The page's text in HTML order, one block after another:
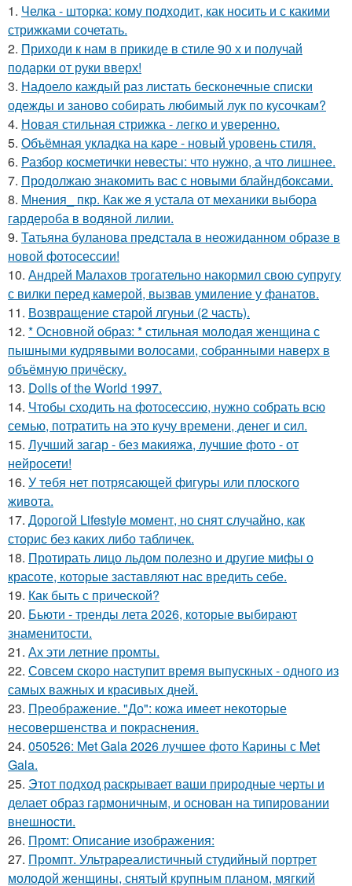
1. Челка - шторка: кому подходит, как носить и с какими
стрижками сочетать.
2. Приходи к нам в прикиде в стиле 90 х и получай
подарки от руки вверх!
3. Надоело каждый раз листать бесконечные списки
одежды и заново собирать любимый лук по кусочкам?
4. Новая стильная стрижка - легко и уверенно.
5. Объёмная укладка на каре - новый уровень стиля.
6. Разбор косметички невесты: что нужно, а что лишнее.
7. Продолжаю знакомить вас с новыми блайндбоксами.
8. Мнения_ пкр. Как же я устала от механики выбора
гардероба в водяной лилии.
9. Татьяна буланова предстала в неожиданном образе в
новой фотосессии!
10. Андрей Малахов трогательно накормил свою супругу
с вилки перед камерой, вызвав умиление у фанатов.
11. Возвращение старой лгуньи (2 часть).
12. * Основной образ: * стильная молодая женщина с
пышными кудрявыми волосами, собранными наверх в
объёмную причёску.
13. Dolls of the World 1997.
14. Чтобы сходить на фотосессию, нужно собрать всю
семью, потратить на это кучу времени, денег и сил.
15. Лучший загар - без макияжа, лучшие фото - от
нейросети!
16. У тебя нет потрясающей фигуры или плоского
живота.
17. Дорогой Lifestyle момент, но снят случайно, как
сторис без каких либо табличек.
18. Протирать лицо льдом полезно и другие мифы о
красоте, которые заставляют нас вредить себе.
19. Как быть с прической?
20. Бьюти - тренды лета 2026, которые выбирают
знаменитости.
21. Ах эти летние промты.
22. Совсем скоро наступит время выпускных - одного из
самых важных и красивых дней.
23. Преображение. "До": кожа имеет некоторые
несовершенства и покраснения.
24. 050526: Met Gala 2026 лучшее фото Карины с Met
Gala.
25. Этот подход раскрывает ваши природные черты и
делает образ гармоничным, и основан на типировании
внешности.
26. Промт: Описание изображения:
27. Промпт. Ультрареалистичный студийный портрет
молодой женщины, снятый крупным планом, мягкий